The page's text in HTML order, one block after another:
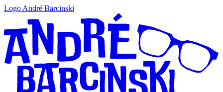
Logo André Barcinski